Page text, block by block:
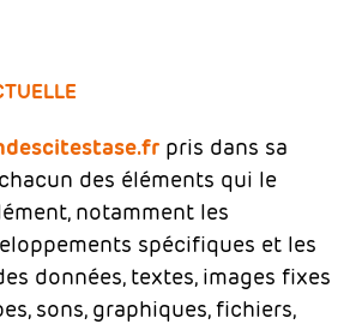
pris dans sa
des éléments qui le
notamment les
spécifiques et les
données, textes, images fixes
sons, graphiques, fichiers,